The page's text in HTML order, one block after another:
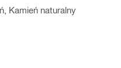
Kamień naturalny